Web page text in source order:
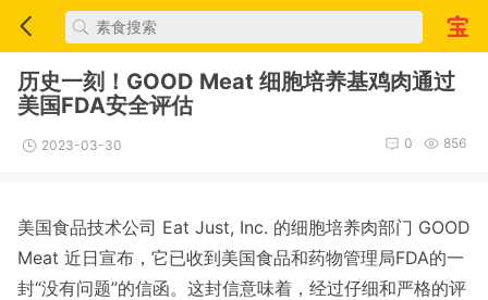
历史一刻！GOOD Meat 细胞培养基鸡肉通过
美国FDA安全评估
2023-03-30 856
0
美国食品技术公司 Eat Just, Inc. 的细胞培养肉部门 GOOD
Meat 近日宣布，它已收到美国食品和药物管理局FDA的一
封“没有问题”的信函。这封信意味着，经过仔细和严格的评